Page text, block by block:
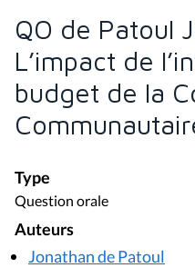
QO de Patoul
L’impact de
budget de la
Type
Question orale
Auteurs
Jonathan de Patoul